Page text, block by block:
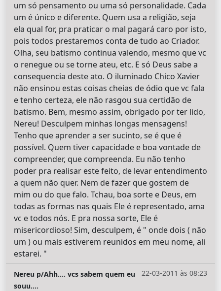
um só pensamento ou uma só personalidade. Cada
um é único e diferente. Quem usa a religião, seja
ela qual for, pra praticar o mal pagará caro por isto,
pois todos prestaremos conta de tudo ao Criador.
Olha, seu batismo continua valendo, mesmo que vc
o renegue ou se torne ateu, etc. E só Deus sabe a
consequencia deste ato. O iluminado Chico Xavier
não ensinou estas coisas cheias de ódio que vc fala
e tenho certeza, ele não rasgou sua certidão de
batismo. Bem, mesmo assim, obrigado por ter lido,
Nereu! Desculpem minhas longas mensagens!
Tenho que aprender a ser sucinto, se é que é
possível. Quem tiver capacidade e boa vontade de
compreender, que compreenda. Eu não tenho
poder pra realisar este feito, de levar entendimento
a quem não quer. Nem de fazer que gostem de
mim ou do que falo. Tchau, boa sorte e Deus, em
todas as formas nas quais Ele é representado, ama
vc e todos nós. E pra nossa sorte, Ele é
misericordioso! Sim, desculpem, é " onde dois ( não
um ) ou mais estiverem reunidos em meu nome, ali
estarei. "
22-03-2011 às 08:23
Nereu p/Ahh.... vcs sabem quem eu
souu....